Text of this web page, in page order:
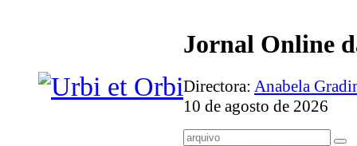
Jornal Online
Directora: Anabela
10 de agosto de 2026